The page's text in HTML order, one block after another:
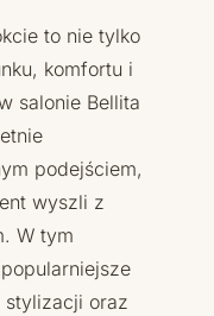
komfortu i
salonie Bellita
podejściem,
wyszli z
W tym
stylizacji oraz